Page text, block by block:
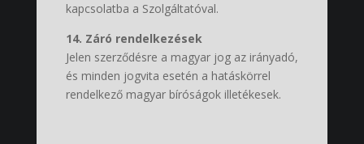
kapcsolatba a Szolgáltatóval.
14. Záró rendelkezések
Jelen szerződésre a magyar jog az irányadó,
és minden jogvita esetén a hatáskörrel
rendelkező magyar bíróságok illetékesek.